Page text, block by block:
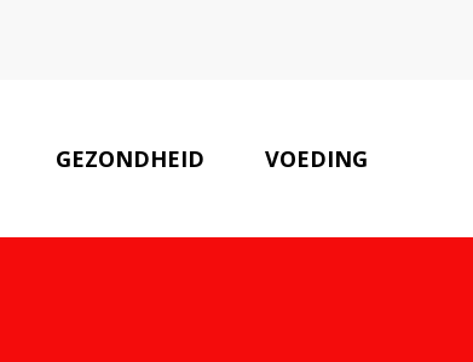
GEZONDHEID VOEDING